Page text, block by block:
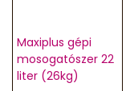
Maxiplus gépi
mosogatószer 22
liter (26kg)